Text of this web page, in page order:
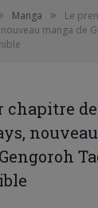
Manga »
Le
manga de
chapitre
nouveau